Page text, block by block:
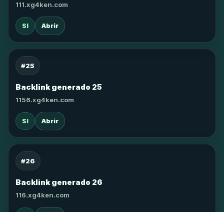
111.xg4ken.com
SI Abrir
#25
Backlink generado 25
1156.xg4ken.com
SI Abrir
#26
Backlink generado 26
116.xg4ken.com